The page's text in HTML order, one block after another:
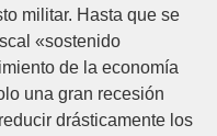
militar. Hasta que se
«sostenido
de la economía
una gran recesión
drásticamente los